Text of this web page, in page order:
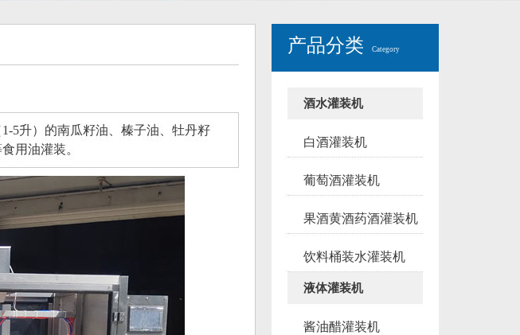
5升）的南瓜籽油、榛子油、牡丹籽
用油灌装。
产品分类 Category
酒水灌装机
白酒灌装机
葡萄酒灌装机
果酒黄酒药酒灌装机
饮料桶装水灌装机
液体灌装机
酱油醋灌装机